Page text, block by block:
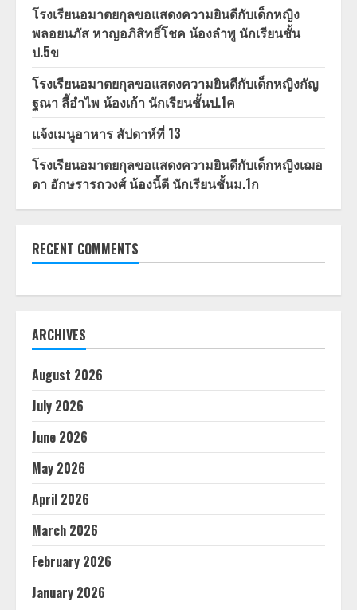
โรงเรียนอมาตยกุลขอแสดงความยินดีกับเด็กหญิง
พลอยนภัส หาญอภิสิทธิ์โชค น้องลำพู นักเรียนชั้น
ป.5ข
โรงเรียนอมาตยกุลขอแสดงความยินดีกับเด็กหญิงกัญ
ฐณา ลี้อำไพ น้องเก้า นักเรียนชั้นป.1ค
แจ้งเมนูอาหาร สัปดาห์ที่ 13
โรงเรียนอมาตยกุลขอแสดงความยินดีกับเด็กหญิงเฌอ
ดา อักษรารถวงศ์ น้องนี้ดี นักเรียนชั้นม.1ก
RECENT COMMENTS
ARCHIVES
August 2026
July 2026
June 2026
May 2026
April 2026
March 2026
February 2026
January 2026